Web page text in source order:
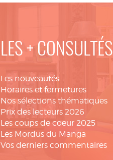
LES + CONSULTÉS
Les nouveautés
Horaires et fermetures
Nos sélections thématiques
Prix des lecteurs 2026
Les coups de coeur 2025
Les Mordus du Manga
Vos derniers commentaires